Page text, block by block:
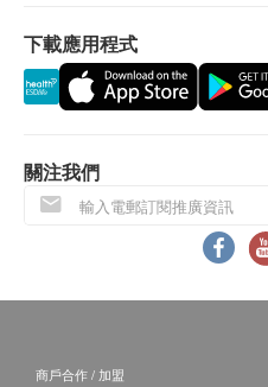
血液檢查
嗜中性白血球絕對計數
嗜鹼性白血球計數
嗜酸性白血球
嗜酸性白血球計數
紅血球平均血紅素
紅血球平均血紅素濃度
紅血球分佈寬度
下載應用程式
關注我們
商戶合作 / 加盟